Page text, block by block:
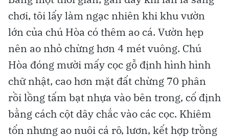
chơi, tôi lấy làm ngạc nhiên khi khu vườn
lớn của chú Hòa có thêm ao cá. Vườn hẹp
nên ao nhỏ chừng hơn 4 mét vuông. Chú
Hòa đóng mười mấy cọc gỗ định hình hình
chữ nhật, cao hơn mặt đất chừng 70 phân
rồi lồng tấm bạt nhựa vào bên trong, cố định
bằng cách cột dây chắc vào các cọc. Khiêm
tốn nhưng ao nuôi cá rô, lươn, kết hợp trồng